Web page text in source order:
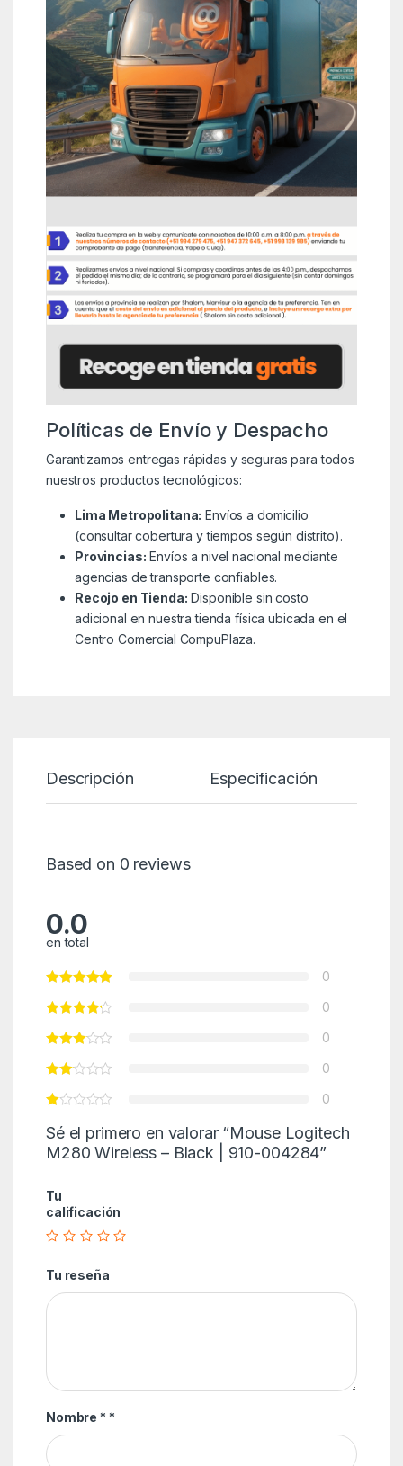
Políticas de Envío y Despacho
Garantizamos entregas rápidas y seguras para todos
nuestros productos tecnológicos:
Lima Metropolitana: Envíos a domicilio
(consultar cobertura y tiempos según distrito).
Provincias: Envíos a nivel nacional mediante
agencias de transporte confiables.
Recojo en Tienda: Disponible sin costo
adicional en nuestra tienda física ubicada en el
Centro Comercial CompuPlaza.
Descripción Especificación
Based on 0 reviews
0.0
en total
0
0
0
0
0
Sé el primero en valorar “Mouse Logitech
M280 Wireless – Black | 910-004284”
Tu
calificación
Tu reseña
Nombre * *